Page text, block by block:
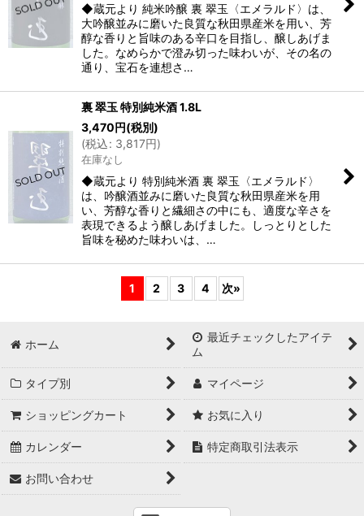
◆蔵元より 純米吟醸 裏 翠玉〈エメラルド〉は、
大吟醸並みに磨いた良質な秋田県産米を用い、芳
醇な香りと旨味のある辛口を目指し、醸しあげま
した。なめらかで澄み切った味わいが、その名の
通り、宝石を連想さ…
裏 翠玉 特別純米酒 1.8L
3,470円(税別)
(税込: 3,817円)
在庫なし
◆蔵元より 特別純米酒 裏 翠玉〈エメラルド〉
は、吟醸酒並みに磨いた良質な秋田県産米を用
い、芳醇な香りと繊細さの中にも、適度な辛さを
表現できるよう醸しあげました。しっとりとした
旨味を秘めた味わいは、…
1 2 3 4 次»
ホーム
最近チェックしたアイテ
ム
タイプ別 マイページ
ショッピングカート お気に入り
カレンダー 特定商取引法表示
お問い合わせ